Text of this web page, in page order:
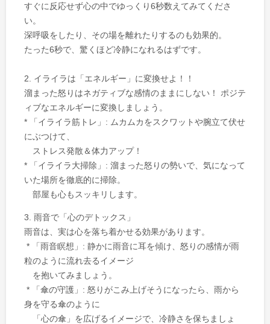
すぐに反応せず心の中でゆっくり6秒数えてみてくださ
い。
深呼吸をしたり、その場を離れたりするのも効果的。
たった6秒で、驚くほど冷静になれるはずです。
2. イライラは「エネルギー」に変換せよ！！
溜まった怒りはネガティブな感情のままにしない！ ポジテ
ィブなエネルギーに変換しましょう。
* 「イライラ筋トレ」: ムカムカをスクワットや腕立て伏せ
にぶつけて、
ストレス発散＆体力アップ！
* 「イライラ大掃除」: 溜まった怒りの勢いで、気になって
いた場所を徹底的に掃除。
部屋も心もスッキリします。
3. 雨音で「心のデトックス」
雨音は、実は心を落ち着かせる効果があります。
* 「雨音瞑想」: 静かに雨音に耳を傾け、怒りの感情が雨
粒のように流れ去るイメージ
を抱いてみましょう。
* 「傘の守護」: 怒りがこみ上げそうになったら、雨から
身を守る傘のように
「心の傘」を広げるイメージで、冷静さを保ちましょ